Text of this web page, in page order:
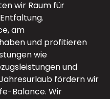
wir Raum für
am
und profitieren
wie
und
fördern wir
Balance. Wir